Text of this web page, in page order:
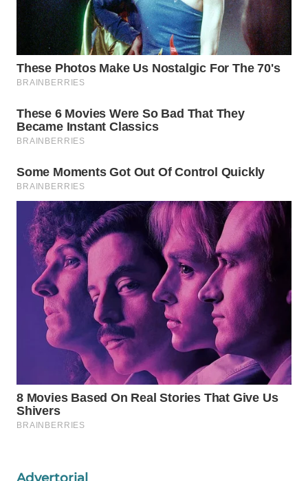
WN
LABUANBAJO
WN
BORNEO
Wahana
Media
Group
NEWS
WAHANA
TANI
WAHANA
ADVOKAT
WAHANA
INFRASTRUKTUR
WAHANA
KONSUMEN
WAHANA
WAHANA